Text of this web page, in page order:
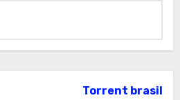
Torrent brasil